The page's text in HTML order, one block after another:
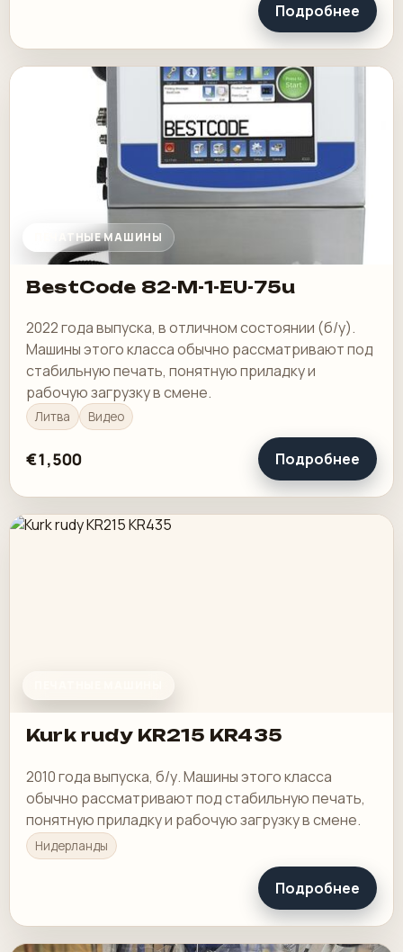
Подробнее
ПЕЧАТНЫЕ МАШИНЫ
BestCode 82-M-1-EU-75u
2022 года выпуска, в отличном состоянии (б/у).
Машины этого класса обычно рассматривают под
стабильную печать, понятную приладку и
рабочую загрузку в смене.
Литва Видео
€1,500 Подробнее
Kurk rudy KR215 KR435
2010 года выпуска, б/у. Машины этого класса
обычно рассматривают под стабильную печать,
понятную приладку и рабочую загрузку в смене.
Нидерланды
Подробнее